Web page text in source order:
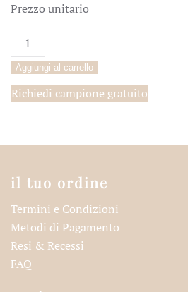
Prezzo unitario
Stelle
di
Natale
quantità
Aggiungi al carrello
Richiedi campione gratuito
il tuo ordine
Termini e Condizioni
Metodi di Pagamento
Resi & Recessi
FAQ